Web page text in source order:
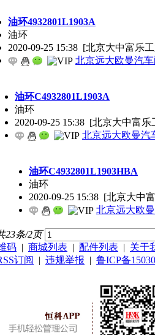
油环4932801L1903A
油环
2020-09-25 15:38 [北京大中富乐
北京远大欧曼汽
油环C4932801L1903A
油环
2020-09-25 15:38 [北京大中富乐
北京远大欧曼汽
油环C4932801L1903HBA
油环
2020-09-25 15:38 [北京大中
北京远大欧
23条/2页
码 | 商城列表 | 配件列表 | 关于
订阅 | 违规举报 | 鲁ICP备